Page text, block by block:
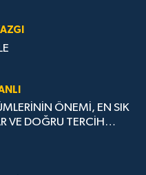
ÖNEMİ, EN SIK
VE DOĞRU TERCİH